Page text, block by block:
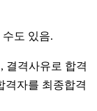
도 있음.
, 결격사유로 합격
격자를 최종합격